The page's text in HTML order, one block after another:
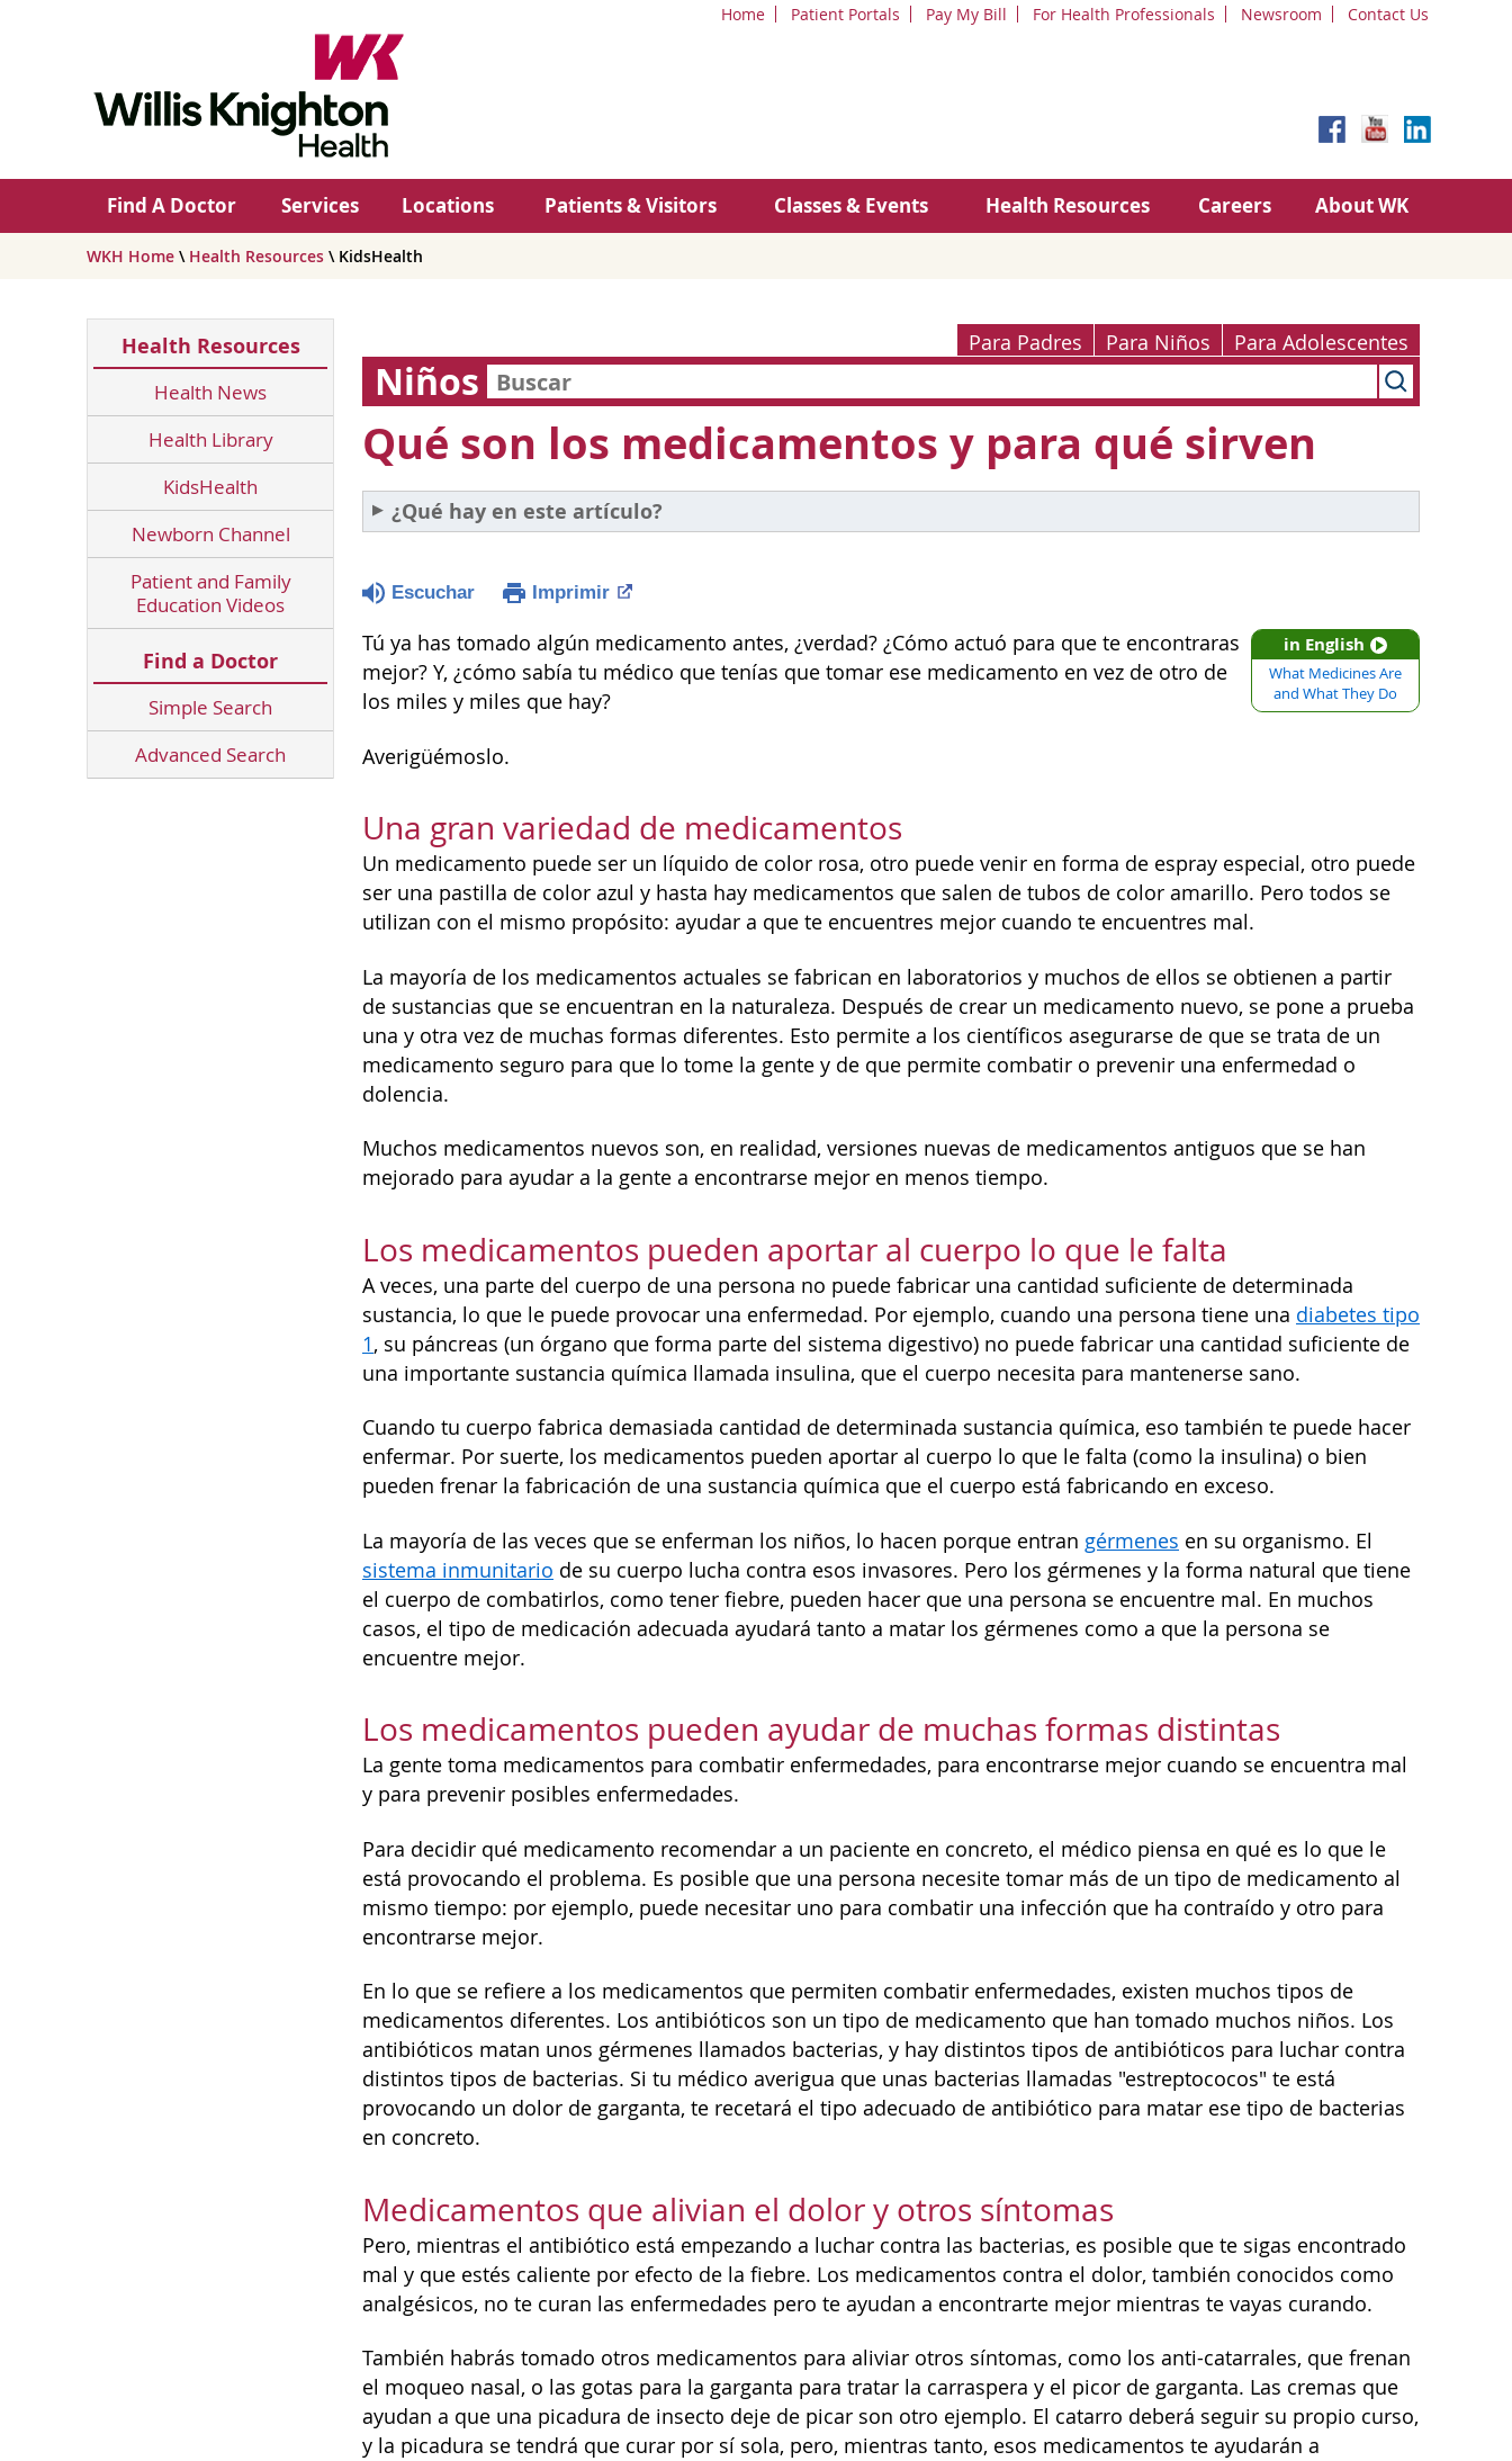
Home Patient Portals Pay My Bill For Health Professionals Newsroom Contact Us
Find A Doctor Services Locations Patients & Visitors Classes & Events Health Resources Careers About WK
WKH Home \ Health Resources \ KidsHealth
Health Resources
Health News
Health Library
KidsHealth
Newborn Channel
Patient and Family
Education Videos
Find a Doctor
Simple Search
Advanced Search
Para Padres Para Niños Para Adolescentes
Niños
Qué son los medicamentos y para qué sirven
¿Qué hay en este artículo?
Escuchar Imprimir
in English
What Medicines Are
and What They Do
Tú ya has tomado algún medicamento antes, ¿verdad? ¿Cómo actuó para que te encontraras
mejor? Y, ¿cómo sabía tu médico que tenías que tomar ese medicamento en vez de otro de
los miles y miles que hay?
Averigüémoslo.
Una gran variedad de medicamentos
Un medicamento puede ser un líquido de color rosa, otro puede venir en forma de espray especial, otro puede
ser una pastilla de color azul y hasta hay medicamentos que salen de tubos de color amarillo. Pero todos se
utilizan con el mismo propósito: ayudar a que te encuentres mejor cuando te encuentres mal.
La mayoría de los medicamentos actuales se fabrican en laboratorios y muchos de ellos se obtienen a partir
de sustancias que se encuentran en la naturaleza. Después de crear un medicamento nuevo, se pone a prueba
una y otra vez de muchas formas diferentes. Esto permite a los científicos asegurarse de que se trata de un
medicamento seguro para que lo tome la gente y de que permite combatir o prevenir una enfermedad o
dolencia.
Muchos medicamentos nuevos son, en realidad, versiones nuevas de medicamentos antiguos que se han
mejorado para ayudar a la gente a encontrarse mejor en menos tiempo.
Los medicamentos pueden aportar al cuerpo lo que le falta
A veces, una parte del cuerpo de una persona no puede fabricar una cantidad suficiente de determinada
sustancia, lo que le puede provocar una enfermedad. Por ejemplo, cuando una persona tiene una diabetes tipo
1, su páncreas (un órgano que forma parte del sistema digestivo) no puede fabricar una cantidad suficiente de
una importante sustancia química llamada insulina, que el cuerpo necesita para mantenerse sano.
Cuando tu cuerpo fabrica demasiada cantidad de determinada sustancia química, eso también te puede hacer
enfermar. Por suerte, los medicamentos pueden aportar al cuerpo lo que le falta (como la insulina) o bien
pueden frenar la fabricación de una sustancia química que el cuerpo está fabricando en exceso.
La mayoría de las veces que se enferman los niños, lo hacen porque entran gérmenes en su organismo. El
sistema inmunitario de su cuerpo lucha contra esos invasores. Pero los gérmenes y la forma natural que tiene
el cuerpo de combatirlos, como tener fiebre, pueden hacer que una persona se encuentre mal. En muchos
casos, el tipo de medicación adecuada ayudará tanto a matar los gérmenes como a que la persona se
encuentre mejor.
Los medicamentos pueden ayudar de muchas formas distintas
La gente toma medicamentos para combatir enfermedades, para encontrarse mejor cuando se encuentra mal
y para prevenir posibles enfermedades.
Para decidir qué medicamento recomendar a un paciente en concreto, el médico piensa en qué es lo que le
está provocando el problema. Es posible que una persona necesite tomar más de un tipo de medicamento al
mismo tiempo: por ejemplo, puede necesitar uno para combatir una infección que ha contraído y otro para
encontrarse mejor.
En lo que se refiere a los medicamentos que permiten combatir enfermedades, existen muchos tipos de
medicamentos diferentes. Los antibióticos son un tipo de medicamento que han tomado muchos niños. Los
antibióticos matan unos gérmenes llamados bacterias, y hay distintos tipos de antibióticos para luchar contra
distintos tipos de bacterias. Si tu médico averigua que unas bacterias llamadas "estreptococos" te está
provocando un dolor de garganta, te recetará el tipo adecuado de antibiótico para matar ese tipo de bacterias
en concreto.
Medicamentos que alivian el dolor y otros síntomas
Pero, mientras el antibiótico está empezando a luchar contra las bacterias, es posible que te sigas encontrado
mal y que estés caliente por efecto de la fiebre. Los medicamentos contra el dolor, también conocidos como
analgésicos, no te curan las enfermedades pero te ayudan a encontrarte mejor mientras te vayas curando.
También habrás tomado otros medicamentos para aliviar otros síntomas, como los anti-catarrales, que frenan
el moqueo nasal, o las gotas para la garganta para tratar la carraspera y el picor de garganta. Las cremas que
ayudan a que una picadura de insecto deje de picar son otro ejemplo. El catarro deberá seguir su propio curso,
y la picadura se tendrá que curar por sí sola, pero, mientras tanto, esos medicamentos te ayudarán a